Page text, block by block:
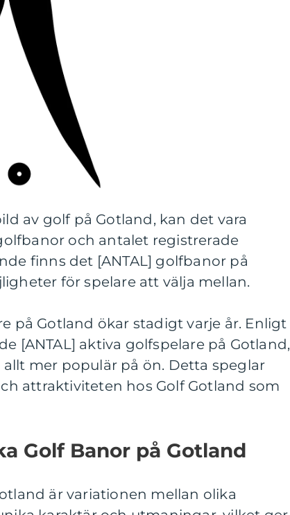
av golf på Gotland, kan det vara
och antalet registrerade
finns det [ANTAL] golfbanor på
för spelare att välja mellan.
på Gotland ökar stadigt varje år. Enligt
[ANTAL] aktiva golfspelare på Gotland,
mer populär på ön. Detta speglar
attraktiviteten hos Golf Gotland som
Golf Banor på Gotland
är variationen mellan olika